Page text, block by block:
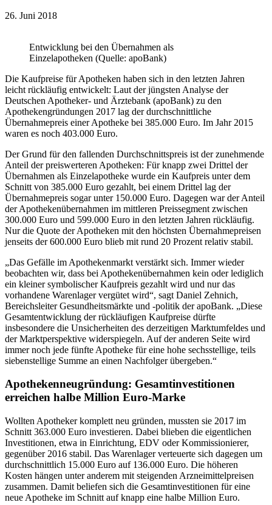
26. Juni 2018
Entwicklung bei den Übernahmen als
Einzelapotheken (Quelle: apoBank)
Die Kaufpreise für Apotheken haben sich in den letzten Jahren
leicht rückläufig entwickelt: Laut der jüngsten Analyse der
Deutschen Apotheker- und Ärztebank (apoBank) zu den
Apothekengründungen 2017 lag der durchschnittliche
Übernahmepreis einer Apotheke bei 385.000 Euro. Im Jahr 2015
waren es noch 403.000 Euro.
Der Grund für den fallenden Durchschnittspreis ist der zunehmende
Anteil der preiswerteren Apotheken: Für knapp zwei Drittel der
Übernahmen als Einzelapotheke wurde ein Kaufpreis unter dem
Schnitt von 385.000 Euro gezahlt, bei einem Drittel lag der
Übernahmepreis sogar unter 150.000 Euro. Dagegen war der Anteil
der Apothekenübernahmen im mittleren Preissegment zwischen
300.000 Euro und 599.000 Euro in den letzten Jahren rückläufig.
Nur die Quote der Apotheken mit den höchsten Übernahmepreisen
jenseits der 600.000 Euro blieb mit rund 20 Prozent relativ stabil.
„Das Gefälle im Apothekenmarkt verstärkt sich. Immer wieder
beobachten wir, dass bei Apothekenübernahmen kein oder lediglich
ein kleiner symbolischer Kaufpreis gezahlt wird und nur das
vorhandene Warenlager vergütet wird“, sagt Daniel Zehnich,
Bereichsleiter Gesundheitsmärkte und -politik der apoBank. „Diese
Gesamtentwicklung der rückläufigen Kaufpreise dürfte
insbesondere die Unsicherheiten des derzeitigen Marktumfeldes und
der Marktperspektive widerspiegeln. Auf der anderen Seite wird
immer noch jede fünfte Apotheke für eine hohe sechsstellige, teils
siebenstellige Summe an einen Nachfolger übergeben.“
Apothekenneugründung: Gesamtinvestitionen
erreichen halbe Million Euro-Marke
Wollten Apotheker komplett neu gründen, mussten sie 2017 im
Schnitt 363.000 Euro investieren. Dabei blieben die eigentlichen
Investitionen, etwa in Einrichtung, EDV oder Kommissionierer,
gegenüber 2016 stabil. Das Warenlager verteuerte sich dagegen um
durchschnittlich 15.000 Euro auf 136.000 Euro. Die höheren
Kosten hängen unter anderem mit steigenden Arzneimittelpreisen
zusammen. Damit beliefen sich die Gesamtinvestitionen für eine
neue Apotheke im Schnitt auf knapp eine halbe Million Euro.